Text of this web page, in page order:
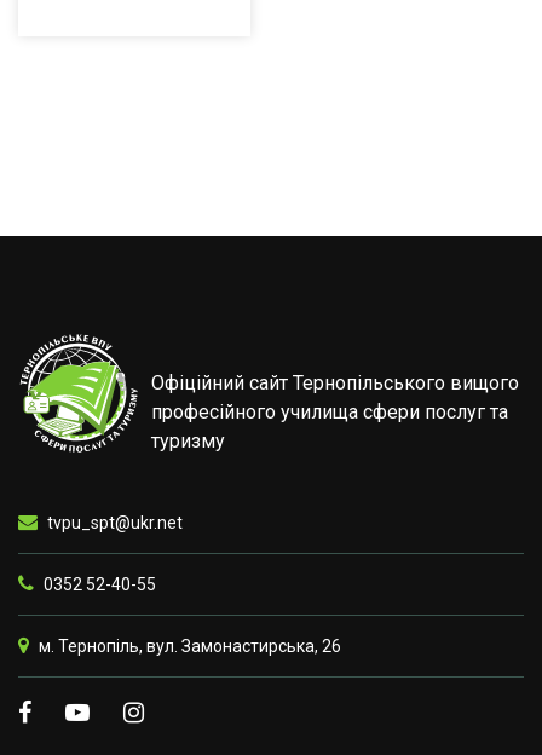
Офіційний сайт Тернопільського вищого
професійного училища сфери послуг та
туризму
tvpu_spt@ukr.net
0352 52-40-55
м. Тернопіль, вул. Замонастирська, 26